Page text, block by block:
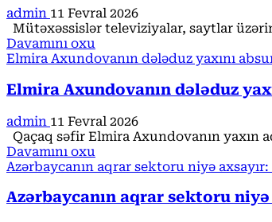
buraxılış
imtahanını
formatda
verəcəklər
–
Rəsmi
sədrliyi
ilə
“Azərbaycanın
yeni
arxitekturası”
adlı
vahid
fəaliyyət
planına
həsr
olunmuş
müşavirə
keçirilib
admin 11 Fevral 2026
Mütəxəssislər televiziyalar, saytlar
Davamını oxu
more
Evlərin
televiziyalar,
saytlar
Elmira Axundovanın dələduz yaxını
Elmira Axundovanın dələduz
admin 11 Fevral 2026
Qaçaq səfir Elmira Axundovanın yaxın
Davamını oxu
more
Elmira
Axundovanın
Azərbaycanın aqrar sektoru niyə
Azərbaycanın aqrar sektoru